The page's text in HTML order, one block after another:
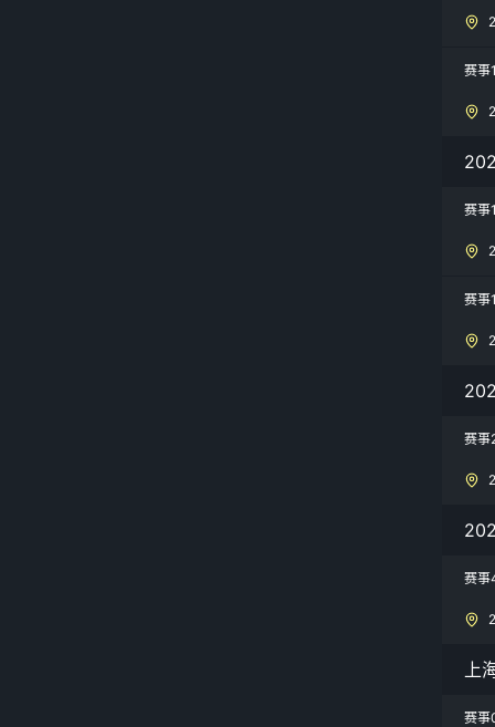
赛事
赛事
赛事
赛事
赛事
上
赛事